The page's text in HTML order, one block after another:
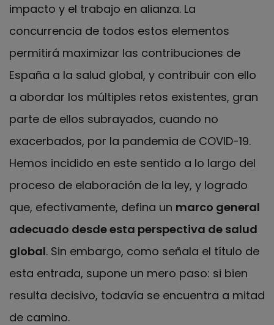
impacto y el trabajo en alianza. La
concurrencia de todos estos elementos
permitirá maximizar las contribuciones de
España a la salud global, y contribuir con ello
a abordar los múltiples retos existentes, gran
parte de ellos subrayados, cuando no
exacerbados, por la pandemia de COVID-19.
Hemos incidido en este sentido a lo largo del
proceso de elaboración de la ley, y logrado
que, efectivamente, defina un marco general
adecuado desde esta perspectiva de salud
global. Sin embargo, como señala el título de
esta entrada, supone un mero paso: si bien
resulta decisivo, todavía se encuentra a mitad
de camino.